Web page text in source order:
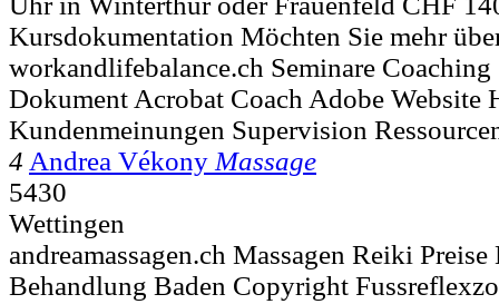
Kursdokumentation Möchten Sie mehr
workandlifebalance.ch Seminare
Dokument Acrobat Coach Adobe Website
Kundenmeinungen Supervision
4 Andrea Vékony Massage
5430
Wettingen
andreamassagen.ch Massagen Reiki Preise
Behandlung Baden Copyright